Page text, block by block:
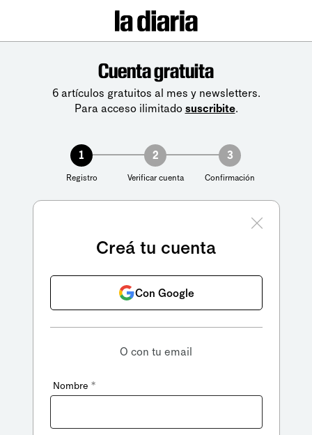
Cuenta gratuita
6 artículos gratuitos al mes y newsletters.
Para acceso ilimitado suscribite.
1
Registro
2
Verificar cuenta
3
Confirmación
Creá tu cuenta
Con Google
O con tu email
Nombre *